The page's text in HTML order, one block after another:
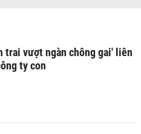
trai vượt ngàn chông gai' liên
ty con